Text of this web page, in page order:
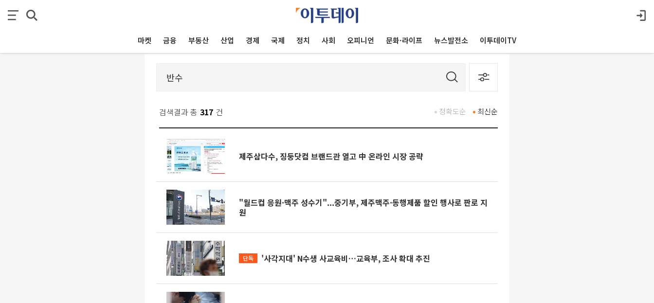
마켓 금융 부동산 산업 경제 국제 정치 사회 오피니언 문화·라이프 뉴스발전소 이투데이TV
검색결과 총 317 건 최신순
정확도순
제주삼다수, 징둥닷컴 브랜드관 열고 中 온라인 시장 공략
"월드컵 응원·맥주 성수기"...중기부, 제주맥주·동행제품 할인 행사로 판로 지
원
단독 '사각지대' N수생 사교육비…교육부, 조사 확대 추진